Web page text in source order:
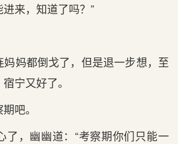
来，知道了吗？”
妈都倒戈了，但是‌退一步想，至
宁又好了。
吧。
了，幽幽道：“考察期你们只‌能一